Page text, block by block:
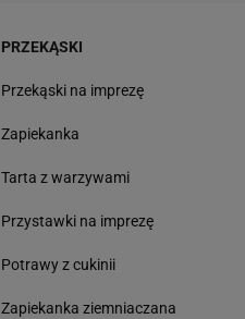
PRZEKĄSKI
Przekąski na imprezę
Zapiekanka
Tarta z warzywami
Przystawki na imprezę
Potrawy z cukinii
Zapiekanka ziemniaczana